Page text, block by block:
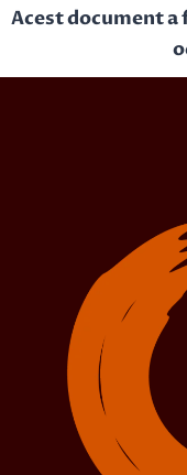
Acest document